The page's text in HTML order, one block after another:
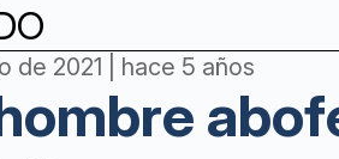
de 2021 | hace 5 años